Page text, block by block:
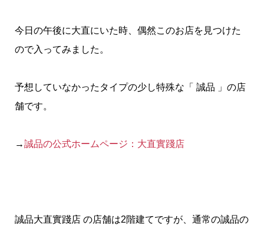
今日の午後に大直にいた時、偶然このお店を見つけた
ので入ってみました。
予想していなかったタイプの少し特殊な「 誠品 」の店
舗です。
→誠品の公式ホームページ： 大直實踐店
誠品大直實踐店 の店舗は2階建てですが、通常の誠品の